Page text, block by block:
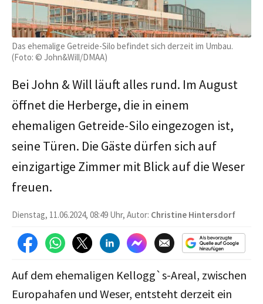
Das ehemalige Getreide-Silo befindet sich derzeit im Umbau.
(Foto: © John&Will/DMAA)
Bei John & Will läuft alles rund. Im August
öffnet die Herberge, die in einem
ehemaligen Getreide-Silo eingezogen ist,
seine Türen. Die Gäste dürfen sich auf
einzigartige Zimmer mit Blick auf die Weser
freuen.
Dienstag, 11.06.2024, 08:49 Uhr, Autor: Christine Hintersdorf
Auf dem ehemaligen Kellogg`s-Areal, zwischen
Europahafen und Weser, entsteht derzeit ein